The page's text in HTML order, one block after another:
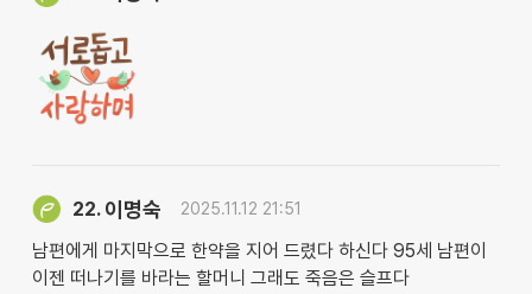
22. 이명숙 2025.11.12 21:51
남편에게 마지막으로 한약을 지어 드렸다 하신다 95세 남편이
이젠 떠나기를 바라는 할머니 그래도 죽음은 슬프다